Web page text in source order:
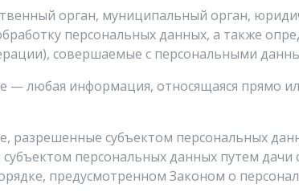
орган, муниципальный орган,
персональных данных, а также
совершаемые с персональными
— любая информация, относящаяся прямо
разрешенные субъектом персональных
персональных данных путем
предусмотренном Законом о